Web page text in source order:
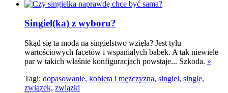
Singiel(ka) z wyboru?
Skąd się ta moda na singielstwo wzięła? Jest tylu
wartościowych facetów i wspaniałych babek. A tak niewiele
par w takich właśnie konfiguracjach powstaje... Szkoda. »
Tagi: dopasowanie, kobieta i mężczyzna, singiel, single,
związek, związki